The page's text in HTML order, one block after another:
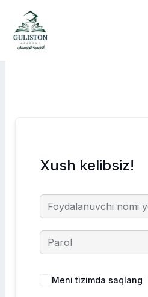
content
Xush kelibsiz!
Meni tizimda saqlang